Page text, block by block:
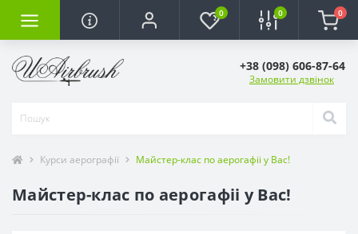
0 0 0
+38 (098) 606-87-64
Замовити дзвінок
Курси аерографії Майстер-клас по аерогафіі у Вас!
Майстер-клас по аерогафіі у Вас!